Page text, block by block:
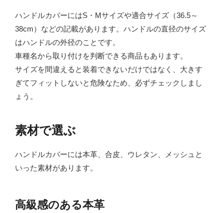
ハンドルカバーにはS・Mサイズや適合サイズ（36.5～
38cm）などの記載があります。ハンドルの直径のサイズ
はハンドルの外径のことです。
車種名から取り付けを判断できる商品もあります。
サイズを間違えると装着できないだけではなく、大きす
ぎてフィットしないと危険なため、必ずチェックしまし
ょう。
素材で選ぶ
ハンドルカバーには本革、合皮、ウレタン、メッシュと
いった素材があります。
高級感のある本革